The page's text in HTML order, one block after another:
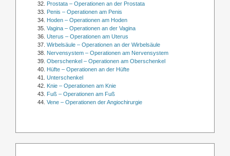
Prostata – Operationen an der Prostata
Penis – Operationen am Penis
Hoden – Operationen am Hoden
Vagina – Operationen an der Vagina
Uterus – Operationen am Uterus
Wirbelsäule – Operationen an der Wirbelsäule
Nervensystem – Operationen am Nervensystem
Oberschenkel – Operationen am Oberschenkel
Hüfte – Operationen an der Hüfte
Unterschenkel
Knie – Operationen am Knie
Fuß – Operationen am Fuß
Vene – Operationen der Angiochirurgie